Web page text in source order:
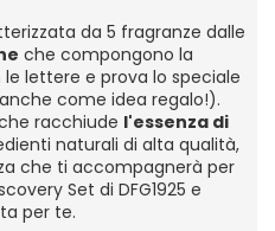
da 5 fragranze dalle
che compongono la
le lettere e prova lo speciale
come idea regalo!).
racchiude l'essenza di
naturali di alta qualità,
che ti accompagnerà per
Set di DFG1925 e
per te.